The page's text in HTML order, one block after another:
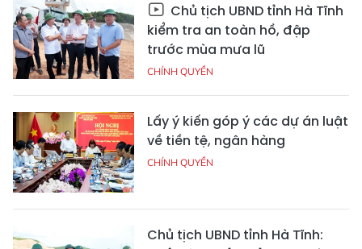
Chủ tịch UBND tỉnh Hà Tĩnh
kiểm tra an toàn hồ, đập
trước mùa mưa lũ
CHÍNH QUYỀN
Lấy ý kiến góp ý các dự án luật
về tiền tệ, ngân hàng
CHÍNH QUYỀN
Chủ tịch UBND tỉnh Hà Tĩnh: